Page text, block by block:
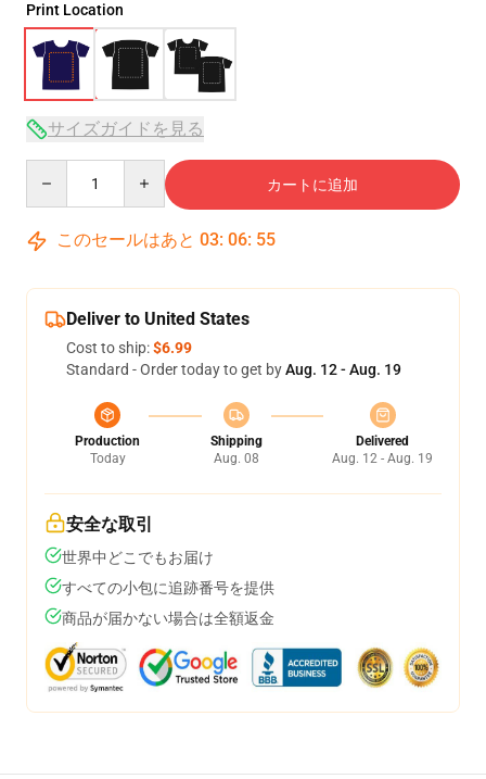
Print Location
サイズガイドを見る
カートに追加
このセールはあと 03: 06: 54
Deliver to United States
Cost to ship:$6.99
Standard - Order today to get byAug. 12 - Aug. 19
Production
Today
Shipping
Aug. 08
Delivered
Aug. 12 - Aug. 19
安全な取引
世界中どこでもお届け
すべての小包に追跡番号を提供
商品が届かない場合は全額返金